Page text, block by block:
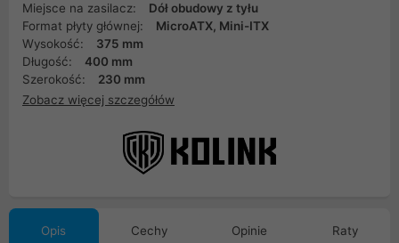
Miejsce na zasilacz:
Dół obudowy z tyłu
Format płyty głównej:
MicroATX, Mini-ITX
Wysokość:
375 mm
Długość:
400 mm
Szerokość:
230 mm
Zobacz więcej szczegółów
Opis Cechy Opinie Raty